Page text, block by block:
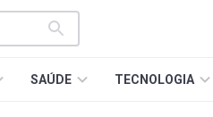
SAÚDE TECNOLOGIA